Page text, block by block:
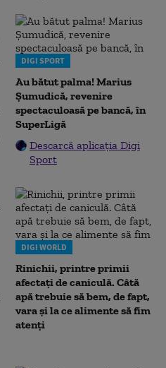
DIGI SPORT
Au bătut palma! Marius
Șumudică, revenire
spectaculoasă pe bancă, în
SuperLigă
Descarcă aplicația Digi
Sport
DIGI WORLD
Rinichii, printre primii
afectați de caniculă. Câtă
apă trebuie să bem, de fapt,
vara și la ce alimente să fim
atenți